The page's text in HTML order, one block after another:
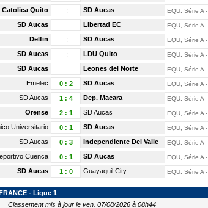
Catolica Quito : SD Aucas EQU, Série A
SD Aucas : Libertad EC EQU, Série A
Delfin : SD Aucas EQU, Série A
SD Aucas : LDU Quito EQU, Série A
SD Aucas : Leones del Norte EQU, Série A
Emelec 0: 2 SD Aucas EQU, Série A
SD Aucas 1: 4 Dep. Macara EQU, Série A
Orense 2: 1 SD Aucas EQU, Série A
Universitario 0: 1 SD Aucas EQU, Série A
SD Aucas 0: 3 Independiente Del Valle EQU, Série A
Cuenca 0: 1 SD Aucas EQU, Série A
SD Aucas 1: 0 Guayaquil City EQU, Série A
- Ligue 1
Classement mis à jour le ven. 07/08/2026 à 08h44